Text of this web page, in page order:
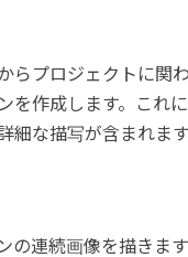
らプロジェクトに関
を作成します。これ
細な描写が含まれま
の連続画像を描きま